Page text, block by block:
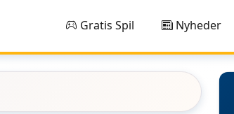
Gratis Spil Nyheder